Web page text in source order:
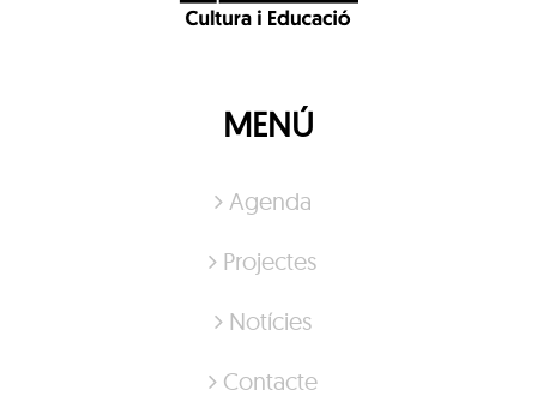
MENÚ
Agenda
Projectes
Notícies
Contacte